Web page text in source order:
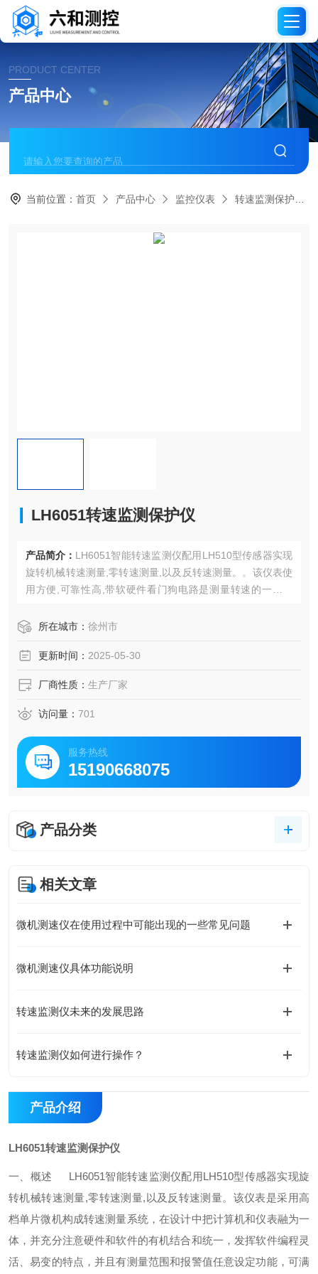
PRODUCT CENTER
产品中心
当前位置：首页 产品中心 监控仪表 转速监测保护仪表
LH6051转速监测保护仪
产品简介： LH6051智能转速监测仪配用LH510型传感器实现
旋转机械转速测量,零转速测量,以及反转速测量。。该仪表使
用方便,可靠性高,带软硬件看门狗电路是测量转速的一代仪
测量要求。LH6051型智能转速监测仪可分为盘装和挂壁式二
所在城市： 徐州市
更新时间： 2025-05-30
厂商性质： 生产厂家
访问量： 701
服务热线
15190668075
产品分类
相关文章
微机测速仪在使用过程中可能出现的一些常见问题
微机测速仪具体功能说明
转速监测仪未来的发展思路
转速监测仪如何进行操作？
产品介绍
LH6051转速监测保护仪
一、概述 LH6051智能转速监测仪配用LH510型传感器实现旋
转机械转速测量,零转速测量, 以及反转速测量。该仪表是采用高
档单片微机构成转速测量系统，在设计中把计算机和仪表融为一
体，并充分注意硬件和软件的有机结合和统一，发挥软件编程灵
活、易变的特点，并且有测量范围和报警值任意设定功能，可满